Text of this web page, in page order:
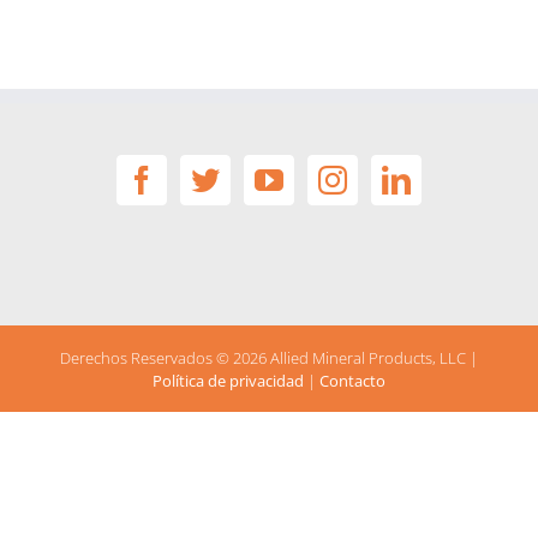
Derechos Reservados ©2026 Allied Mineral Products, LLC |
Política de privacidad | Contacto